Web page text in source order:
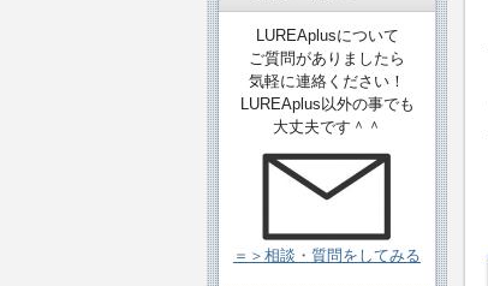
LUREAplusについて
ご質問がありましたら
気軽に連絡ください！
LUREAplus以外の事でも
大丈夫です＾＾
＝＞相談・質問をしてみる